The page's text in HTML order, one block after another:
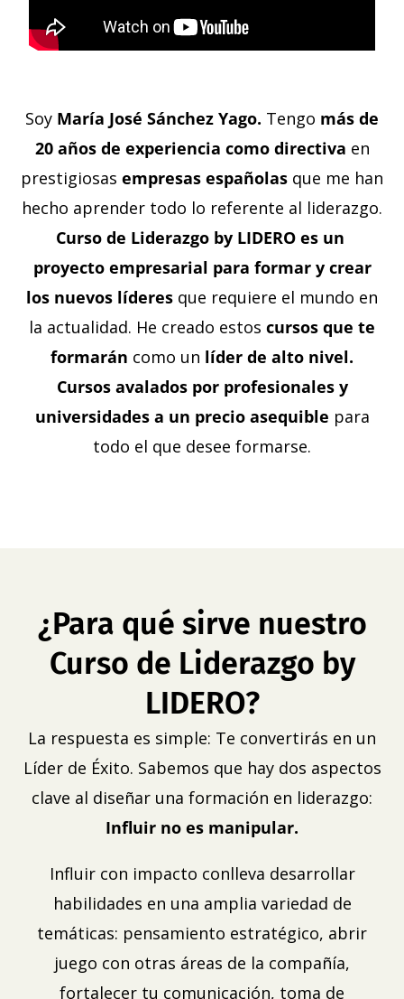
Soy María José Sánchez Yago. Tengo más de
20 años de experiencia como directiva en
prestigiosas empresas españolas que me han
hecho aprender todo lo referente al liderazgo.
Curso de Liderazgo by LIDERO es un
proyecto empresarial para formar y crear
los nuevos líderes que requiere el mundo en
la actualidad. He creado estos cursos que te
formarán como un líder de alto nivel.
Cursos avalados por profesionales y
universidades a un precio asequible para
todo el que desee formarse.
¿Para qué sirve nuestro
Curso de Liderazgo by
LIDERO?
La respuesta es simple: Te convertirás en un
Líder de Éxito. Sabemos que hay dos aspectos
clave al diseñar una formación en liderazgo:
Influir no es manipular.
Influir con impacto conlleva desarrollar
habilidades en una amplia variedad de
temáticas: pensamiento estratégico, abrir
juego con otras áreas de la compañía,
fortalecer tu comunicación, toma de